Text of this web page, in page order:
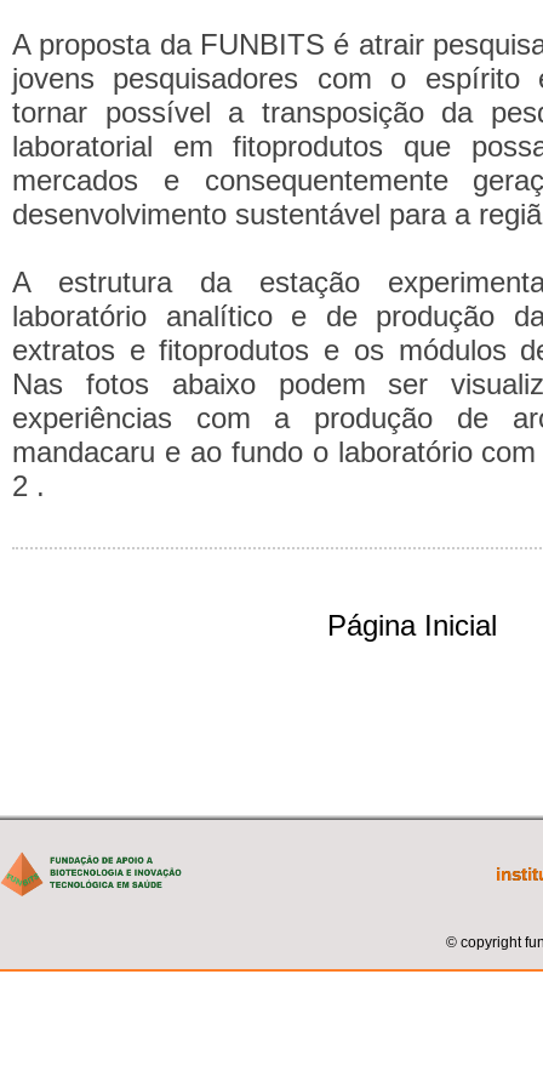
A proposta da FUNBITS é atrair
jovens pesquisadores com o espírito
tornar possível a transposição da
laboratorial em fitoprodutos que
mercados e consequentemente
desenvolvimento sustentável para a
A estrutura da estação
laboratório analítico e de produção
extratos e fitoprodutos e os módulos
Nas fotos abaixo podem ser
experiências com a produção de
mandacaru e ao fundo o laboratório
2 .
Página Inicial
© copyright